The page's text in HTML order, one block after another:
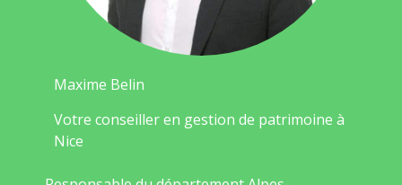
Maxime Belin
Votre conseiller en gestion de patrimoine à
Nice